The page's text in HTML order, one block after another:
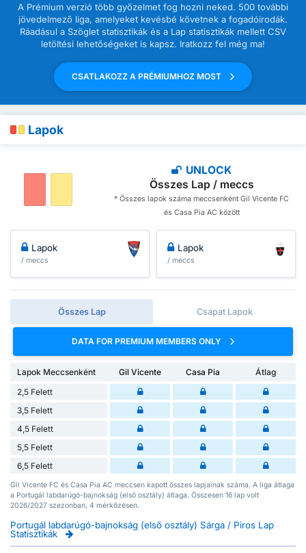
A Prémium verzió több győzelmet fog hozni neked. 500 további
jövedelmező liga, amelyeket kevésbé követnek a fogadóirodák.
Ráadásul a Szöglet statisztikák és a Lap statisztikák mellett CSV
letöltési lehetőségeket is kapsz. Iratkozz fel még ma!
CSATLAKOZZ A PRÉMIUMHOZ MOST
Lapok
UNLOCK
Összes Lap / meccs
* Összes lapok száma meccsenként Gil Vicente FC
és Casa Pia AC között
Lapok
/ meccs
Lapok
/ meccs
Összes Lap Csapat Lapok
DATA FOR PREMIUM MEMBERS ONLY
Lapok Meccsenként Gil Vicente Casa Pia
Átlag
2,5 Felett
3,5 Felett
4,5 Felett
5,5 Felett
6,5 Felett
Gil Vicente FC és Casa Pia AC meccsen kapott összes lapjainak száma. A liga átlaga
a Portugál labdarúgó-bajnokság (első osztály) átlaga. Összesen 16 lap volt
2026/2027 szezonban, 4 mérkőzésen.
Portugál labdarúgó-bajnokság (első osztály) Sárga / Piros Lap
Statisztikák